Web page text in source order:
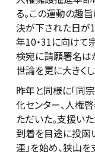
る。この運動の趣
決が下された日が
年10・31に向けて
検宛に請願署名は
世論を更に大きく
昨年と同様に「同
化センター、人権
ただいた。支援い
到着を目途に投函
連」を始め、狭山